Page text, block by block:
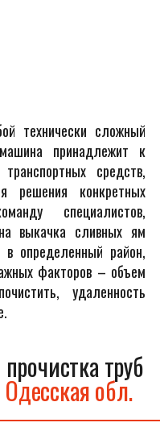
технически сложный
принадлежит к
средств,
решения конкретных
специалистов,
выкачка сливных ям
определенный район,
факторов – объем
удаленность
труб
обл.